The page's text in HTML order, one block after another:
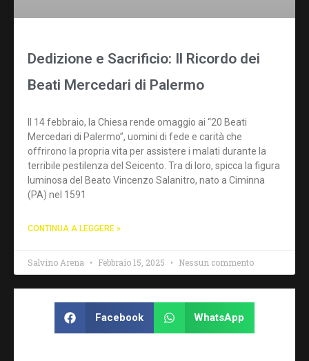
Dedizione e Sacrificio: Il Ricordo dei
Beati Mercedari di Palermo
Il 14 febbraio, la Chiesa rende omaggio ai “20 Beati
Mercedari di Palermo”, uomini di fede e carità che
offrirono la propria vita per assistere i malati durante la
terribile pestilenza del Seicento. Tra di loro, spicca la figura
luminosa del Beato Vincenzo Salanitro, nato a Ciminna
(PA) nel 1591
CONTINUA A LEGGERE »
Salvino Arena Febbraio 15, 2025 Nessun commento
Facebook WhatsApp